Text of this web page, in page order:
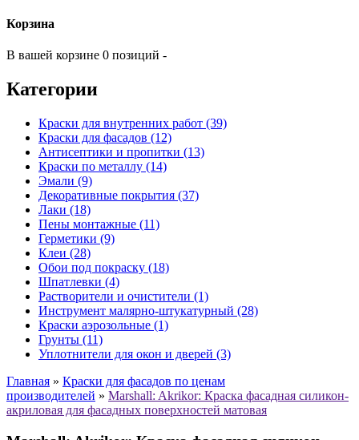
Корзина
В вашей корзине 0 позиций -
Категории
Краски для внутренних работ (39)
Краски для фасадов (12)
Антисептики и пропитки (13)
Краски по металлу (14)
Эмали (9)
Декоративные покрытия (37)
Лаки (18)
Пены монтажные (11)
Герметики (9)
Клеи (28)
Обои под покраску (18)
Шпатлевки (4)
Растворители и очистители (1)
Инструмент малярно-штукатурный (28)
Краски аэрозольные (1)
Грунты (11)
Уплотнители для окон и дверей (3)
Главная » Краски для фасадов по ценам
производителей » Marshall: Akrikor: Краска фасадная силикон-
акриловая для фасадных поверхностей матовая